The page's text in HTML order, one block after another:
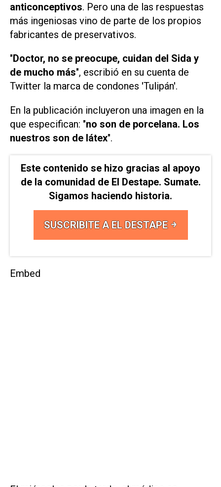
anticonceptivos. Pero una de las respuestas
más ingeniosas vino de parte de los propios
fabricantes de preservativos.
"Doctor, no se preocupe, cuidan del Sida y
de mucho más", escribió en su cuenta de
Twitter la marca de condones 'Tulipán'.
En la publicación incluyeron una imagen en la
que especifican: "no son de porcelana. Los
nuestros son de látex".
Este contenido se hizo gracias al apoyo
de la comunidad de El Destape. Sumate.
Sigamos haciendo historia.
SUSCRIBITE A EL DESTAPE
Embed